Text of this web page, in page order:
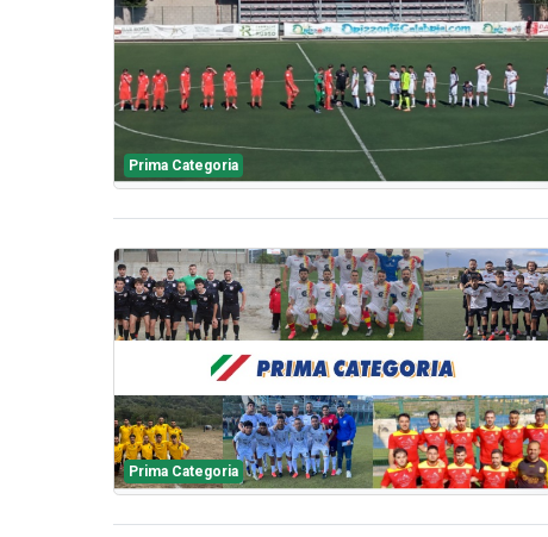
Prima Categoria
Prima Categoria